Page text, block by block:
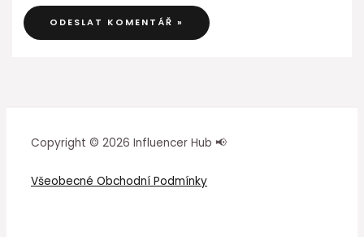
Copyright © 2026 Influencer Hub 📢
Všeobecné Obchodní Podmínky